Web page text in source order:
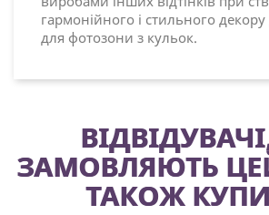
гармонійного і стильного
для фотозони з кульок.
ЗАМОВЛЯЮТЬ
ТАКОЖ